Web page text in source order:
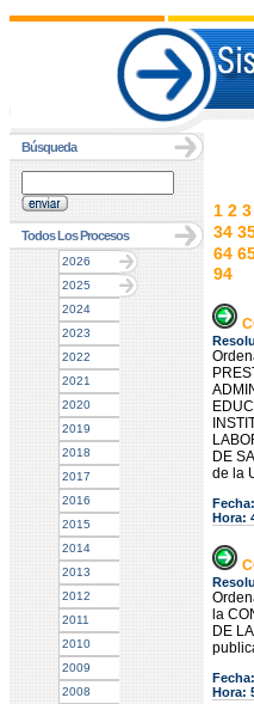
Búsqueda
Todos Los Procesos
2026
2025
2024
2023
2022
2021
2020
2019
2018
2017
2016
2015
2014
2013
2012
2011
2010
2009
2008
1 2 3
34
64
94
DE
de la
Hora:
la
DE
Hora: